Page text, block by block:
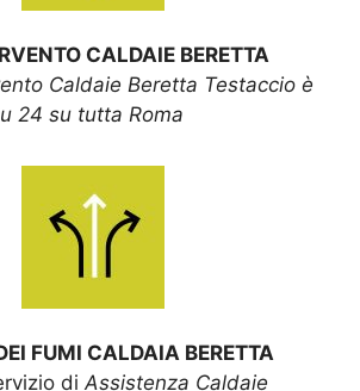
CALDAIE BERETTA
Caldaie Beretta Testaccio è
24 su tutta Roma
FUMI CALDAIA BERETTA
di Assistenza Caldaie